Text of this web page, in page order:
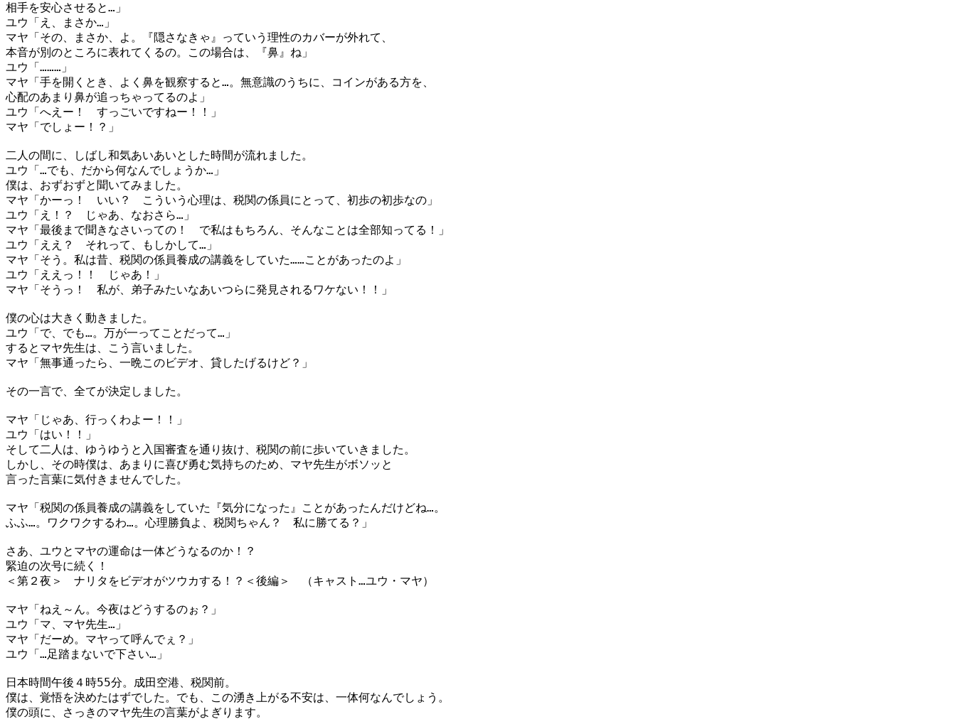
相手を安心させると…」
ユウ「え、まさか…」
マヤ「その、まさか、よ。『隠さなきゃ』っていう理性のカバーが外れて、
本音が別のところに表れてくるの。この場合は、『鼻』ね」
ユウ「………」
マヤ「手を開くとき、よく鼻を観察すると…。無意識のうちに、コインがある方を、
心配のあまり鼻が追っちゃってるのよ」
ユウ「へえー！ すっごいですねー！！」
マヤ「でしょー！？」
二人の間に、しばし和気あいあいとした時間が流れました。
ユウ「…でも、だから何なんでしょうか…」
僕は、おずおずと聞いてみました。
マヤ「かーっ！ いい？ こういう心理は、税関の係員にとって、初歩の初歩なの」
ユウ「え！？ じゃあ、なおさら…」
マヤ「最後まで聞きなさいっての！ で私はもちろん、そんなことは全部知ってる！」
ユウ「ええ？ それって、もしかして…」
マヤ「そう。私は昔、税関の係員養成の講義をしていた……ことがあったのよ」
ユウ「ええっ！！ じゃあ！」
マヤ「そうっ！ 私が、弟子みたいなあいつらに発見されるワケない！！」
僕の心は大きく動きました。
ユウ「で、でも…。万が一ってことだって…」
するとマヤ先生は、こう言いました。
マヤ「無事通ったら、一晩このビデオ、貸したげるけど？」
その一言で、全てが決定しました。
マヤ「じゃあ、行っくわよー！！」
ユウ「はい！！」
そして二人は、ゆうゆうと入国審査を通り抜け、税関の前に歩いていきました。
しかし、その時僕は、あまりに喜び勇む気持ちのため、マヤ先生がボソッと
言った言葉に気付きませんでした。
マヤ「税関の係員養成の講義をしていた『気分になった』ことがあったんだけどね…。
ふふ…。ワクワクするわ…。心理勝負よ、税関ちゃん？ 私に勝てる？」
さあ、ユウとマヤの運命は一体どうなるのか！？
緊迫の次号に続く！
＜第２夜＞ ナリタをビデオがツウカする！？＜後編＞ （キャスト…ユウ・マヤ）
マヤ「ねえ～ん。今夜はどうするのぉ？」
ユウ「マ、マヤ先生…」
マヤ「だーめ。マヤって呼んでぇ？」
ユウ「…足踏まないで下さい…」
日本時間午後４時55分。成田空港、税関前。
僕は、覚悟を決めたはずでした。でも、この湧き上がる不安は、一体何なんでしょう。
僕の頭に、さっきのマヤ先生の言葉がよぎります。